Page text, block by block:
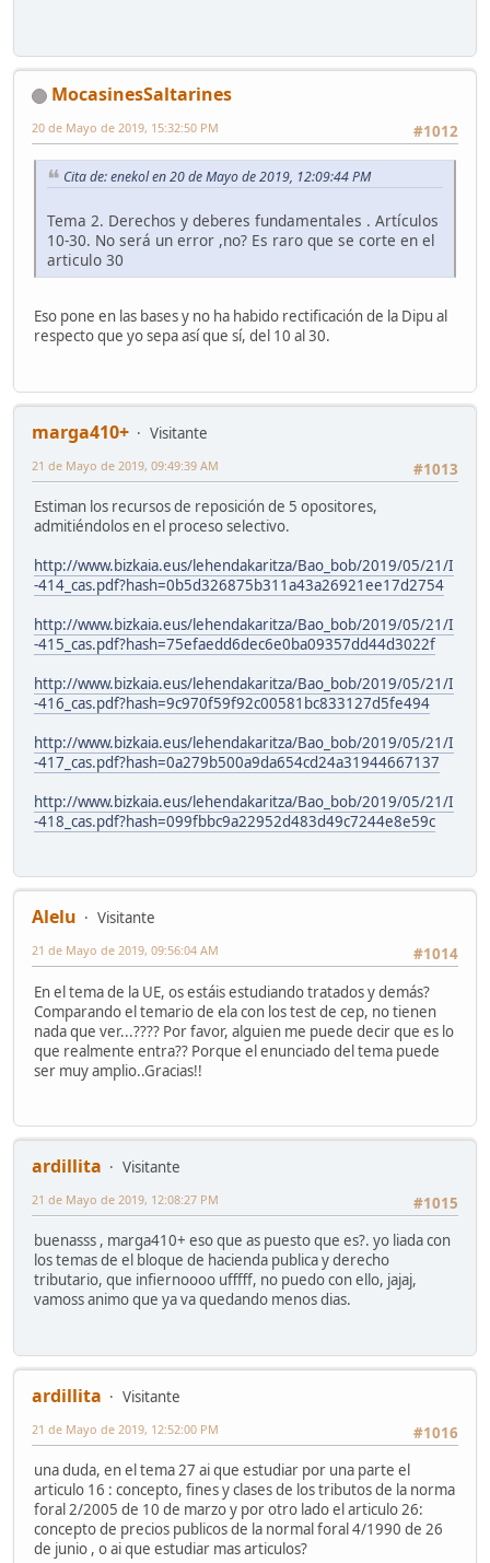
MocasinesSaltarines
#1012
20 de Mayo de 2019, 15:32:50 PM
Cita de: enekol en 20 de Mayo de 2019, 12:09:44 PM
Tema 2. Derechos y deberes fundamentales . Artículos
10-30. No será un error ,no? Es raro que se corte en el
articulo 30
Eso pone en las bases y no ha habido rectificación de la Dipu al
respecto que yo sepa así que sí, del 10 al 30.
marga410+
Visitante
#1013
21 de Mayo de 2019, 09:49:39 AM
Estiman los recursos de reposición de 5 opositores,
admitiéndolos en el proceso selectivo.
http://www.bizkaia.eus/lehendakaritza/Bao_bob/2019/05/21/I
-414_cas.pdf?hash=0b5d326875b311a43a26921ee17d2754
http://www.bizkaia.eus/lehendakaritza/Bao_bob/2019/05/21/I
-415_cas.pdf?hash=75efaedd6dec6e0ba09357dd44d3022f
http://www.bizkaia.eus/lehendakaritza/Bao_bob/2019/05/21/I
-416_cas.pdf?hash=9c970f59f92c00581bc833127d5fe494
http://www.bizkaia.eus/lehendakaritza/Bao_bob/2019/05/21/I
-417_cas.pdf?hash=0a279b500a9da654cd24a31944667137
http://www.bizkaia.eus/lehendakaritza/Bao_bob/2019/05/21/I
-418_cas.pdf?hash=099fbbc9a22952d483d49c7244e8e59c
Alelu
Visitante
#1014
21 de Mayo de 2019, 09:56:04 AM
En el tema de la UE, os estáis estudiando tratados y demás?
Comparando el temario de ela con los test de cep, no tienen
nada que ver...???? Por favor, alguien me puede decir que es lo
que realmente entra?? Porque el enunciado del tema puede
ser muy amplio..Gracias!!
ardillita
Visitante
#1015
21 de Mayo de 2019, 12:08:27 PM
buenasss , marga410+ eso que as puesto que es?. yo liada con
los temas de el bloque de hacienda publica y derecho
tributario, que infiernoooo ufffff, no puedo con ello, jajaj,
vamoss animo que ya va quedando menos dias.
ardillita
Visitante
#1016
21 de Mayo de 2019, 12:52:00 PM
una duda, en el tema 27 ai que estudiar por una parte el
articulo 16 : concepto, fines y clases de los tributos de la norma
foral 2/2005 de 10 de marzo y por otro lado el articulo 26:
concepto de precios publicos de la normal foral 4/1990 de 26
de junio , o ai que estudiar mas articulos?